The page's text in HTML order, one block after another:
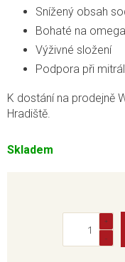
Skladem
Snížený obsah
Bohaté na
Výživné složení
Podpora při
K dostání na prodejně
Hradiště.